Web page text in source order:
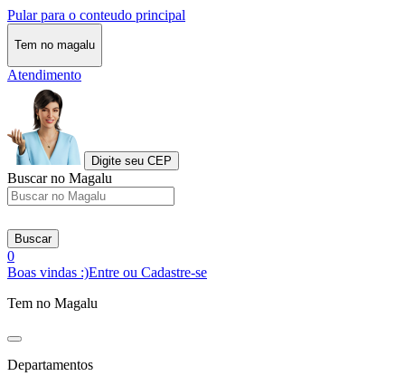
Pular para o conteudo principal
Tem no magalu
Atendimento
Digite seu CEP
Buscar no Magalu
Buscar
0
Boas vindas :)Entre ou Cadastre-se
Tem no Magalu
Departamentos